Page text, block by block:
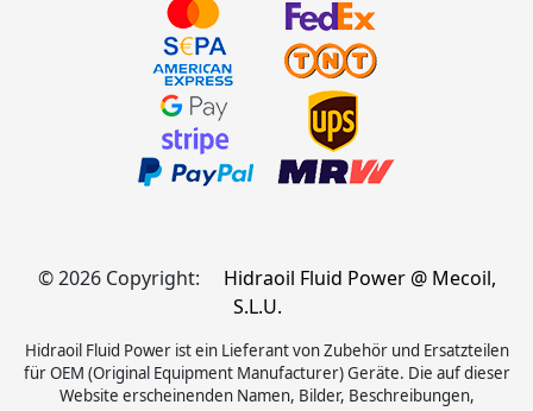
© 2026 Copyright:
Hidraoil Fluid Power @ Mecoil,
S.L.U.
Hidraoil Fluid Power ist ein Lieferant von Zubehör und Ersatzteilen
für OEM (Original Equipment Manufacturer) Geräte. Die auf dieser
Website erscheinenden Namen, Bilder, Beschreibungen,